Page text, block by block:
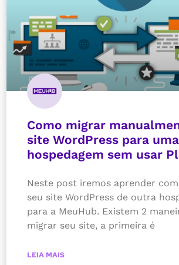
Como migrar
site WordPress para
hospedagem sem usar
Neste post iremos aprender
seu site WordPress de outra
para a MeuHub. Existem 2
migrar seu site, a primeira é
LEIA MAIS